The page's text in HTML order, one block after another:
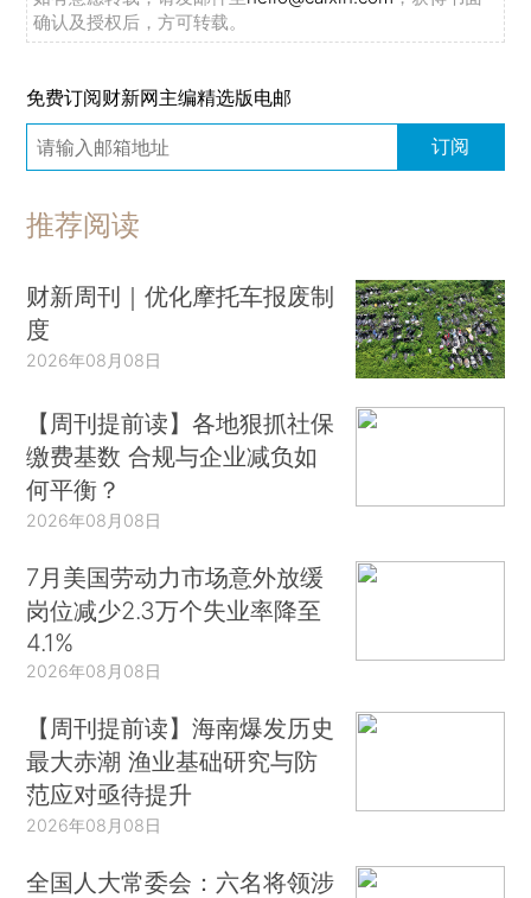
确认及授权后，方可转载。
免费订阅财新网主编精选版电邮
订阅
推荐阅读
财新周刊｜优化摩托车报废制
度
2026年08月08日
【周刊提前读】各地狠抓社保
缴费基数 合规与企业减负如
何平衡？
2026年08月08日
7月美国劳动力市场意外放缓
岗位减少2.3万个失业率降至
4.1%
2026年08月08日
【周刊提前读】海南爆发历史
最大赤潮 渔业基础研究与防
范应对亟待提升
2026年08月08日
全国人大常委会：六名将领涉